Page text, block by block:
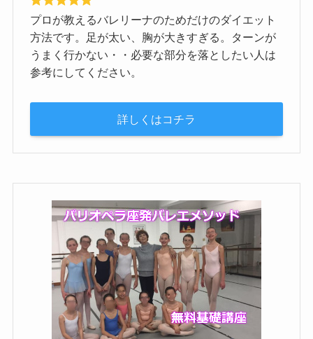
プロが教えるバレリーナのためだけのダイエット
方法です。足が太い、胸が大きすぎる。ターンが
うまく行かない・・必要な部分を落としたい人は
参考にしてください。
詳しくはコチラ